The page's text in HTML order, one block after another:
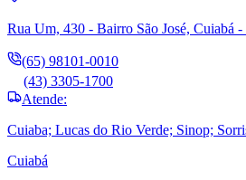
Rua Um, 430 - Bairro São José, Cuiabá
(65) 98101-0010
(43) 3305-1700
Atende:
Cuiaba; Lucas do Rio Verde; Sinop;
Cuiabá